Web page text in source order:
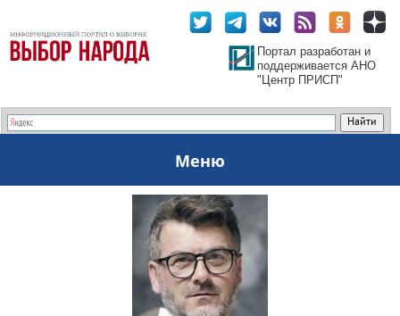
Портал разработан и
поддерживается АНО
"Центр ПРИСП"
Меню